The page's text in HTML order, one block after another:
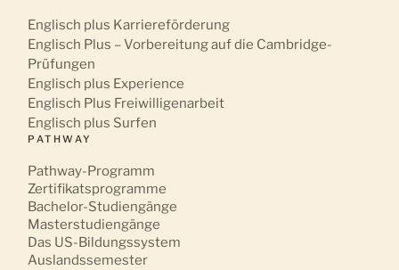
Englisch plus Karriereförderung
Englisch Plus – Vorbereitung auf die Cambridge-
Prüfungen
Englisch plus Experience
Englisch Plus Freiwilligenarbeit
Englisch plus Surfen
PATHWAY
Pathway-Programm
Zertifikatsprogramme
Bachelor-Studiengänge
Masterstudiengänge
Das US-Bildungssystem
Auslandssemester